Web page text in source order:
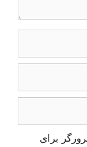
برای